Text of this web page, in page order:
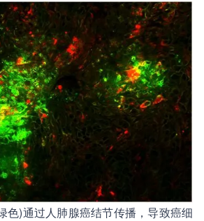
色)通过人肺腺癌结节传播，导致癌细